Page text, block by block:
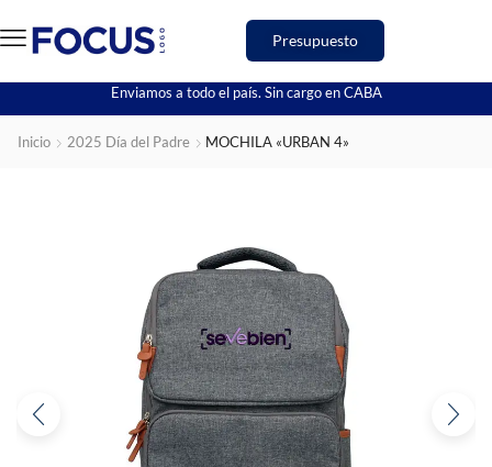
Presupuesto
Enviamos a todo el país. Sin cargo en CABA
Inicio 2025 Día del Padre MOCHILA «URBAN 4»